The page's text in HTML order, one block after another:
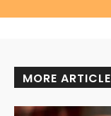
MORE ARTICLE